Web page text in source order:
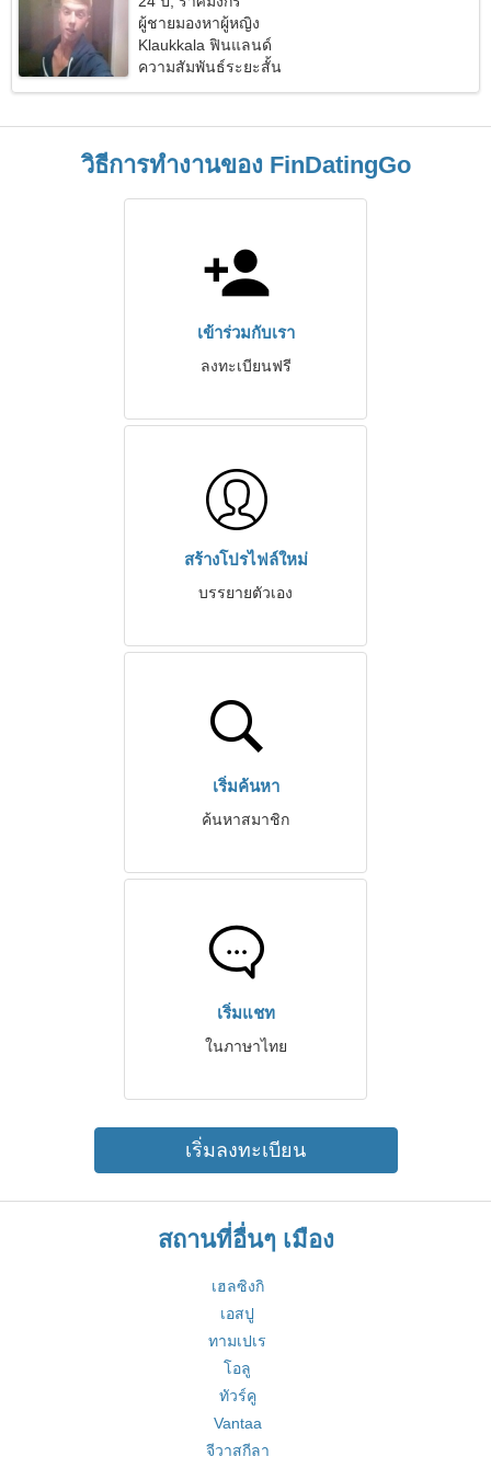
ผู้ชายมองหาผู้หญิง
Klaukkala ฟินแลนด์
ความสัมพันธ์ระยะสั้น
วิธีการทำงานของ FinDatingGo
เข้าร่วมกับเรา
ลงทะเบียนฟรี
สร้างโปรไฟล์ใหม่
บรรยายตัวเอง
เริ่มค้นหา
ค้นหาสมาชิก
เริ่มแชท
ในภาษาไทย
เริ่มลงทะเบียน
สถานที่อื่นๆ เมือง
เฮลซิงกิ
เอสปู
ทามเปเร
โอลู
ทัวร์คู
Vantaa
จีวาสกีลา